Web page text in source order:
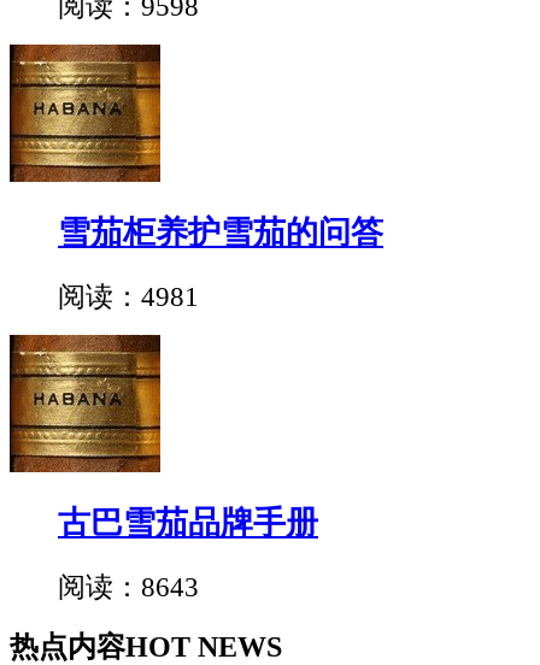
阅读：9598
雪茄柜养护雪茄的问答
阅读：4981
古巴雪茄品牌手册
阅读：8643
热点内容HOT NEWS